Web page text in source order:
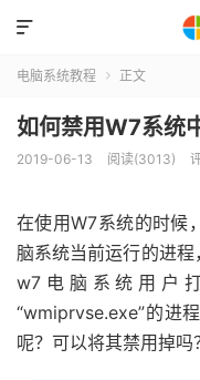

电脑系统教程  正文
如何禁用W7系统
2019-06-13 阅读(3013)
在使用W7系统的时候
脑系统当前运行的进
w7电脑系统用户
“wmiprvse.exe”的进
呢？可以将其禁用掉吗